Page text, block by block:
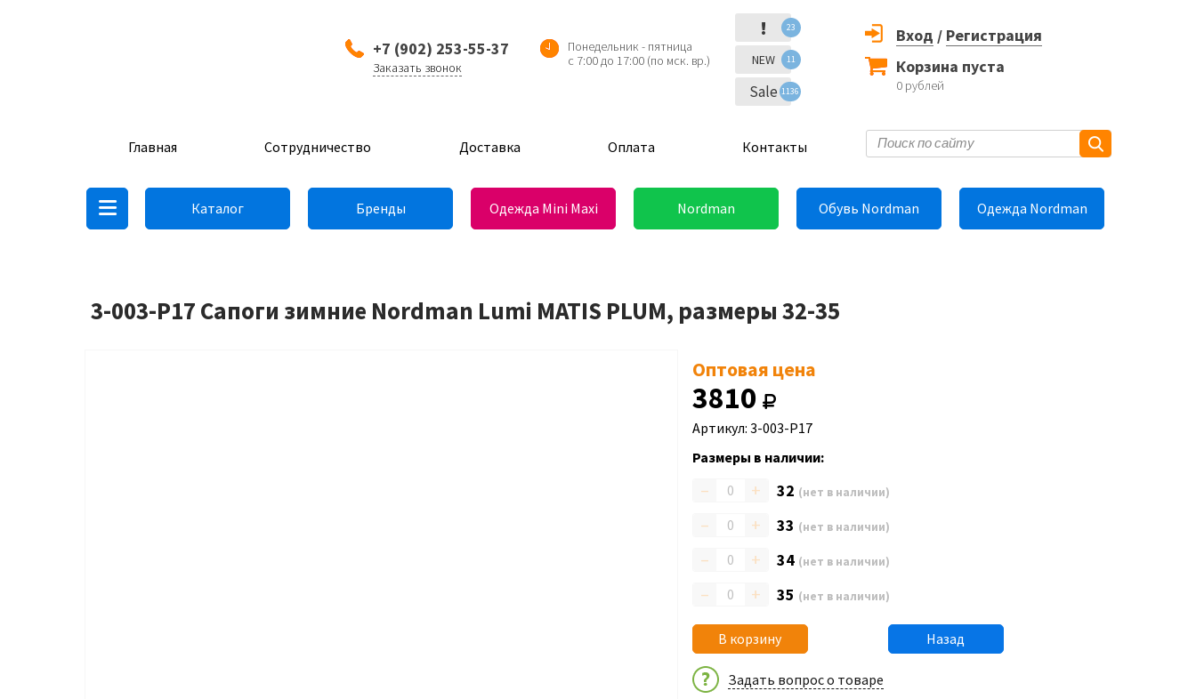
+7 (902) 253-55-37
Заказать звонок
Понедельник - пятница
с 7:00 до 17:00 (по мск. вр.)
! 23
NEW 11
Sale 1136
Вход / Регистрация
Корзина пуста
0 рублей
Главная Сотрудничество Доставка Оплата Контакты
Каталог Бренды Одежда Mini Maxi Nordman Обувь Nordman Одежда Nordman
3-003-P17 Сапоги зимние Nordman Lumi MATIS PLUM, размеры 32-35
Оптовая цена
3810
Артикул: 3-003-P17
Размеры в наличии:
– + 32 (нет в наличии)
– + 33 (нет в наличии)
– + 34 (нет в наличии)
– + 35 (нет в наличии)
В корзину Назад
Задать вопрос о товаре